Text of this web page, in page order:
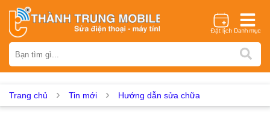
iPhone Samsung Oppo Xiaomi Realme Vivo
Nokia
Asus Sony Vertu LG Tecno
Trang chủ Tin mới Hướng dẫn sửa chữa